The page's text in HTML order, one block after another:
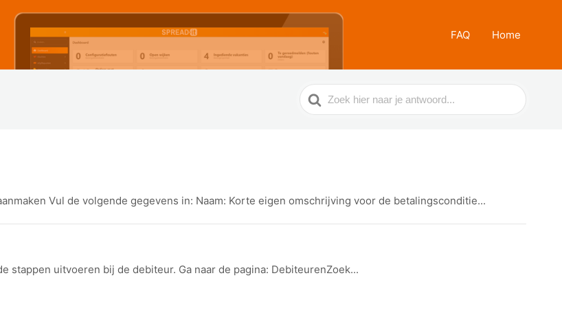
FAQ Home
Zoek
naar
Vul de volgende gegevens in: Naam: Korte eigen omschrijving voor de betalingsconditie...
stappen uitvoeren bij de debiteur. Ga naar de pagina: DebiteurenZoek...